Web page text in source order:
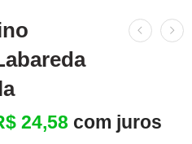
24,58 com juros